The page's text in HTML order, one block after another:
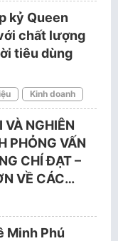
kỷ Queen
chất lượng
tiêu dùng
Kinh doanh
VÀ NGHIÊN
PHỎNG VẤN
CHÍ ĐẠT –
VỀ CÁC…
Minh Phú